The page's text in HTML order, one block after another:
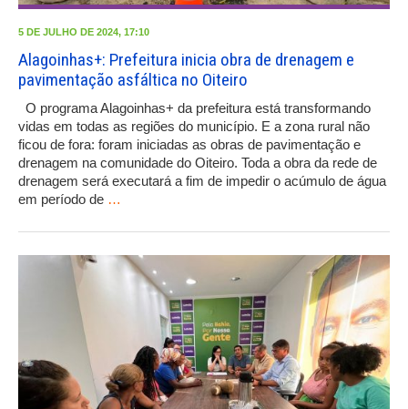
5 DE JULHO DE 2024, 17:10
Alagoinhas+: Prefeitura inicia obra de drenagem e
pavimentação asfáltica no Oiteiro
O programa Alagoinhas+ da prefeitura está transformando
vidas em todas as regiões do município. E a zona rural não
ficou de fora: foram iniciadas as obras de pavimentação e
drenagem na comunidade do Oiteiro. Toda a obra da rede de
drenagem será executará a fim de impedir o acúmulo de água
em período de …